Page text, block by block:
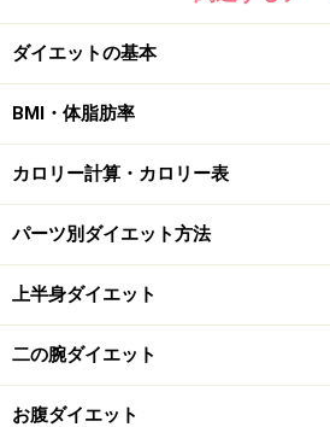
ダイエットの基本
BMI・体脂肪率
カロリー計算・カロリー表
パーツ別ダイエット方法
上半身ダイエット
二の腕ダイエット
お腹ダイエット